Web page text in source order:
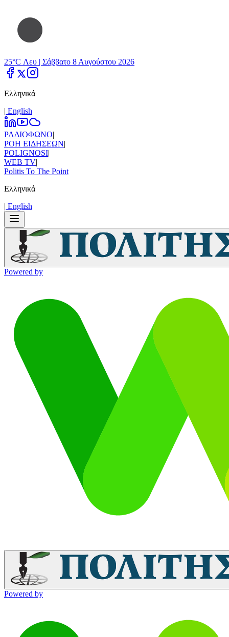
25°C Λευ | Σάββατο 8 Αυγούστου 2026
Ελληνικά
| Εnglish
ΡΑΔΙΟΦΩΝΟ|
ΡΟΗ ΕΙΔΗΣΕΩΝ|
POLIGNOSI|
WEB TV|
Politis To The Point
Ελληνικά
| Εnglish
Powered by
Powered by